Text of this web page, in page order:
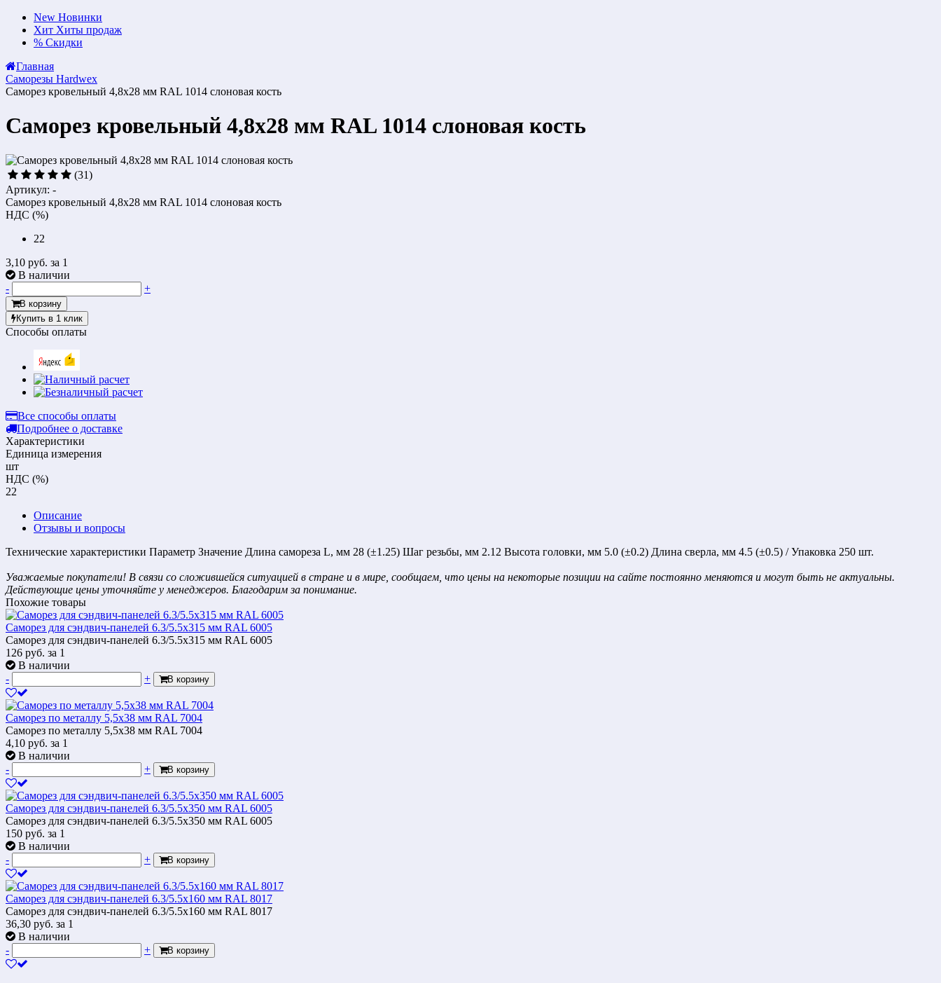
New Новинки
Хит Хиты продаж
% Скидки
Главная
Саморезы Hardwex
Саморез кровельный 4,8x28 мм RAL 1014 слоновая кость
Саморез кровельный 4,8x28 мм RAL 1014 слоновая кость
(31)
Артикул: -
Саморез кровельный 4,8x28 мм RAL 1014 слоновая кость
НДС (%)
22
3,10 руб. за 1
В наличии
-
+
В корзину
Купить в 1 клик
Способы оплаты
Все способы оплаты
Подробнее о доставке
Характеристики
Единица измерения
шт
НДС (%)
22
Описание
Отзывы и вопросы
Технические характеристики Параметр Значение Длина самореза L, мм 28 (±1.25) Шаг резьбы, мм 2.12 Высота головки, мм 5.0 (±0.2) Длина сверла, мм 4.5 (±0.5) / Упаковка 250 шт.
Уважаемые покупатели! В связи со сложившейся ситуацией в стране и в мире, сообщаем, что цены на некоторые позиции на сайте постоянно меняются и могут быть не актуальны.
Действующие цены уточняйте у менеджеров. Благодарим за понимание.
Похожие товары
Саморез для сэндвич-панелей 6.3/5.5х315 мм RAL 6005
Саморез для сэндвич-панелей 6.3/5.5х315 мм RAL 6005
126 руб. за 1
В наличии
-
+ В корзину
Саморез по металлу 5,5х38 мм RAL 7004
Саморез по металлу 5,5х38 мм RAL 7004
4,10 руб. за 1
В наличии
-
+ В корзину
Саморез для сэндвич-панелей 6.3/5.5х350 мм RAL 6005
Саморез для сэндвич-панелей 6.3/5.5х350 мм RAL 6005
150 руб. за 1
В наличии
-
+ В корзину
Саморез для сэндвич-панелей 6.3/5.5х160 мм RAL 8017
Саморез для сэндвич-панелей 6.3/5.5х160 мм RAL 8017
36,30 руб. за 1
В наличии
-
+ В корзину